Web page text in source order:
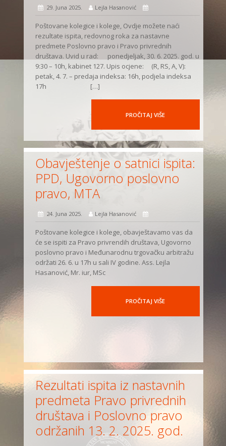
29. Juna 2025. Lejla Hasanović
Poštovane kolegice i kolege, Ovdje možete naći
rezultate ispita, redovnog roka za nastavne
predmete Poslovno pravo i Pravo privrednih
društava. Uvid u rad: ponedjeljak, 30. 6. 2025. god. u
9:30 – 10h, kabinet 127. Upis ocjene: (R, RS, A, V):
petak, 4. 7. – predaja indeksa: 16h, podjela indeksa
17h […]
PROČITAJ VIŠE
Obavještenje o satnici ispita:
PPD, Ugovorno poslovno
pravo, MTA
24. Juna 2025. Lejla Hasanović
Poštovane kolegice i kolege, obavještavamo vas da
će se ispiti za Pravo privrendih društava, Ugovorno
poslovno pravo i Međunarodnu trgovačku arbitražu
održati 26. 6. u 17h u sali IV godine. Ass. Lejla
Hasanović, Mr. iur, MSc
PROČITAJ VIŠE
Rezultati ispita iz nastavnih
predmeta Pravo privrednih
društava i Poslovno pravo
održanih 13. 2. 2025. god.